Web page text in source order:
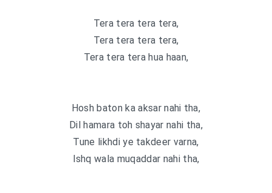
Tera tera tera tera,
Tera tera tera tera,
Tera tera tera hua haan,
Hosh baton ka aksar nahi tha,
Dil hamara toh shayar nahi tha,
Tune likhdi ye takdeer varna,
Ishq wala muqaddar nahi tha,